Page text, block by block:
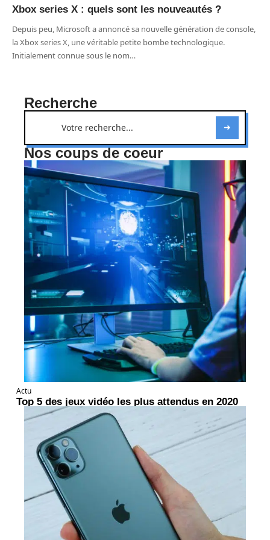
Xbox series X : quels sont les nouveautés ?
Depuis peu, Microsoft a annoncé sa nouvelle génération de console,
la Xbox series X, une véritable petite bombe technologique.
Initialement connue sous le nom…
Recherche
Nos coups de coeur
Actu
Top 5 des jeux vidéo les plus attendus en 2020